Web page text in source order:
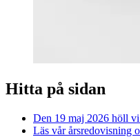
Hitta på sidan
Den 19 maj 2026 höll
Läs vår årsredovisning